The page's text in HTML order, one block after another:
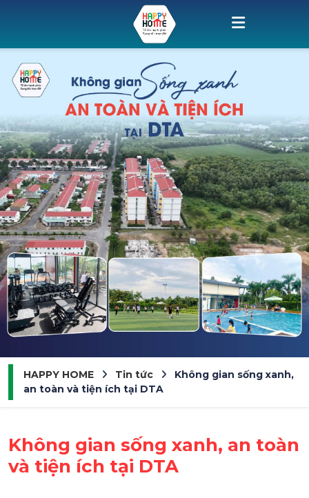
HAPPY HOME Tin tức
Không gian sống xanh,
an toàn và tiện ích tại DTA
Không gian sống xanh, an toàn
và tiện ích tại DTA